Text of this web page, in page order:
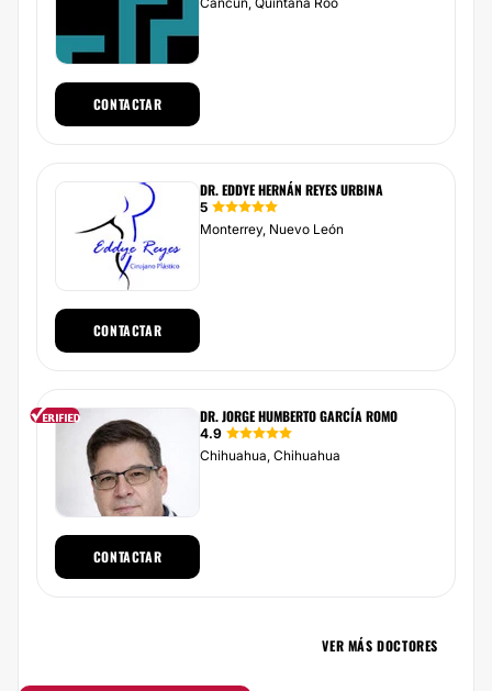
CONTACTAR
DR. EDDYE HERNÁN REYES URBINA
5
Monterrey, Nuevo León
CONTACTAR
DR. JORGE HUMBERTO GARCÍA ROMO
4.9
Chihuahua, Chihuahua
CONTACTAR
VER MÁS DOCTORES